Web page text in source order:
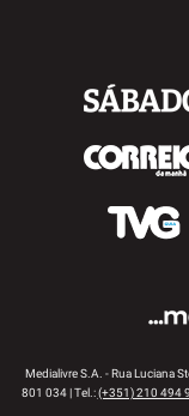
Medialivre S.A. - Rua Luciana
801 034 | Tel.:(+351) 210 494